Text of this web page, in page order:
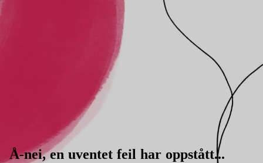
Å-nei, en uventet feil har oppstått...